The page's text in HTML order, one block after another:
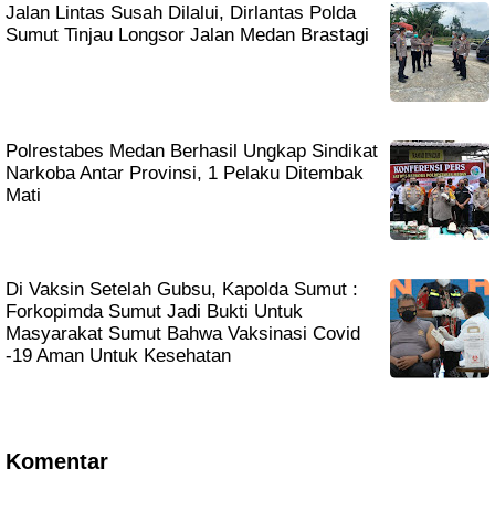
Jalan Lintas Susah Dilalui, Dirlantas Polda
Sumut Tinjau Longsor Jalan Medan Brastagi
Polrestabes Medan Berhasil Ungkap Sindikat
Narkoba Antar Provinsi, 1 Pelaku Ditembak
Mati
Di Vaksin Setelah Gubsu, Kapolda Sumut :
Forkopimda Sumut Jadi Bukti Untuk
Masyarakat Sumut Bahwa Vaksinasi Covid
-19 Aman Untuk Kesehatan
Komentar